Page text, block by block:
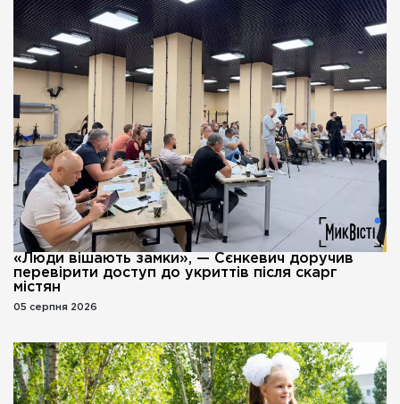
«Люди вішають замки», — Сєнкевич доручив
перевірити доступ до укриттів після скарг
містян
05 серпня 2026